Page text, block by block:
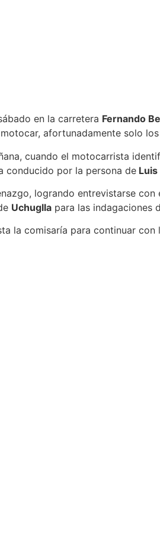
en la carretera Fernando
afortunadamente solo
cuando el motocarrista
conducido por la persona de
logrando entrevistarse
Uchuglla para las indagaciones
la comisaría para continuar